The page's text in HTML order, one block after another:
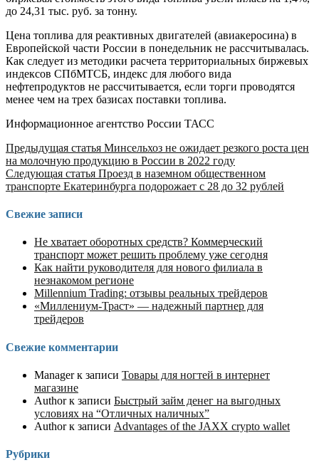
до 24,31 тыс. руб. за тонну.
Цена топлива для реактивных двигателей (авиакеросина) в
Европейской части России в понедельник не рассчитывалась.
Как следует из методики расчета территориальных биржевых
индексов СПбМТСБ, индекс для любого вида
нефтепродуктов не рассчитывается, если торги проводятся
менее чем на трех базисах поставки топлива.
Информационное агентство России ТАСС
Продолжить
чтение
Предыдущая статья Минсельхоз не ожидает резкого роста цен
на молочную продукцию в России в 2022 году
Следующая статья Проезд в наземном общественном
транспорте Екатеринбурга подорожает с 28 до 32 рублей
Свежие записи
Не хватает оборотных средств? Коммерческий
транспорт может решить проблему уже сегодня
Как найти руководителя для нового филиала в
незнакомом регионе
Millennium Trading: отзывы реальных трейдеров
«Миллениум-Траст» — надежный партнер для
трейдеров
Свежие комментарии
Managerк записи Товары для ногтей в интернет
магазине
Authorк записи Быстрый займ денег на выгодных
условиях на “Отличных наличных”
Authorк записи Advantages of the JAXX crypto wallet
Рубрики